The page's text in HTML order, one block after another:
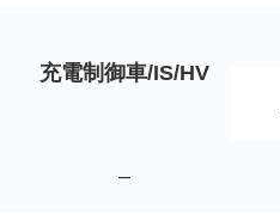
充電制御車/IS/HV
–